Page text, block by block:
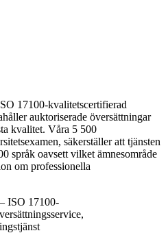
17100-kvalitetscertifierad
auktoriserade översättningar
kvalitet. Våra 5 500
säkerställer att tjänsten
språk oavsett vilket ämnesområde
om professionella
ISO 17100-